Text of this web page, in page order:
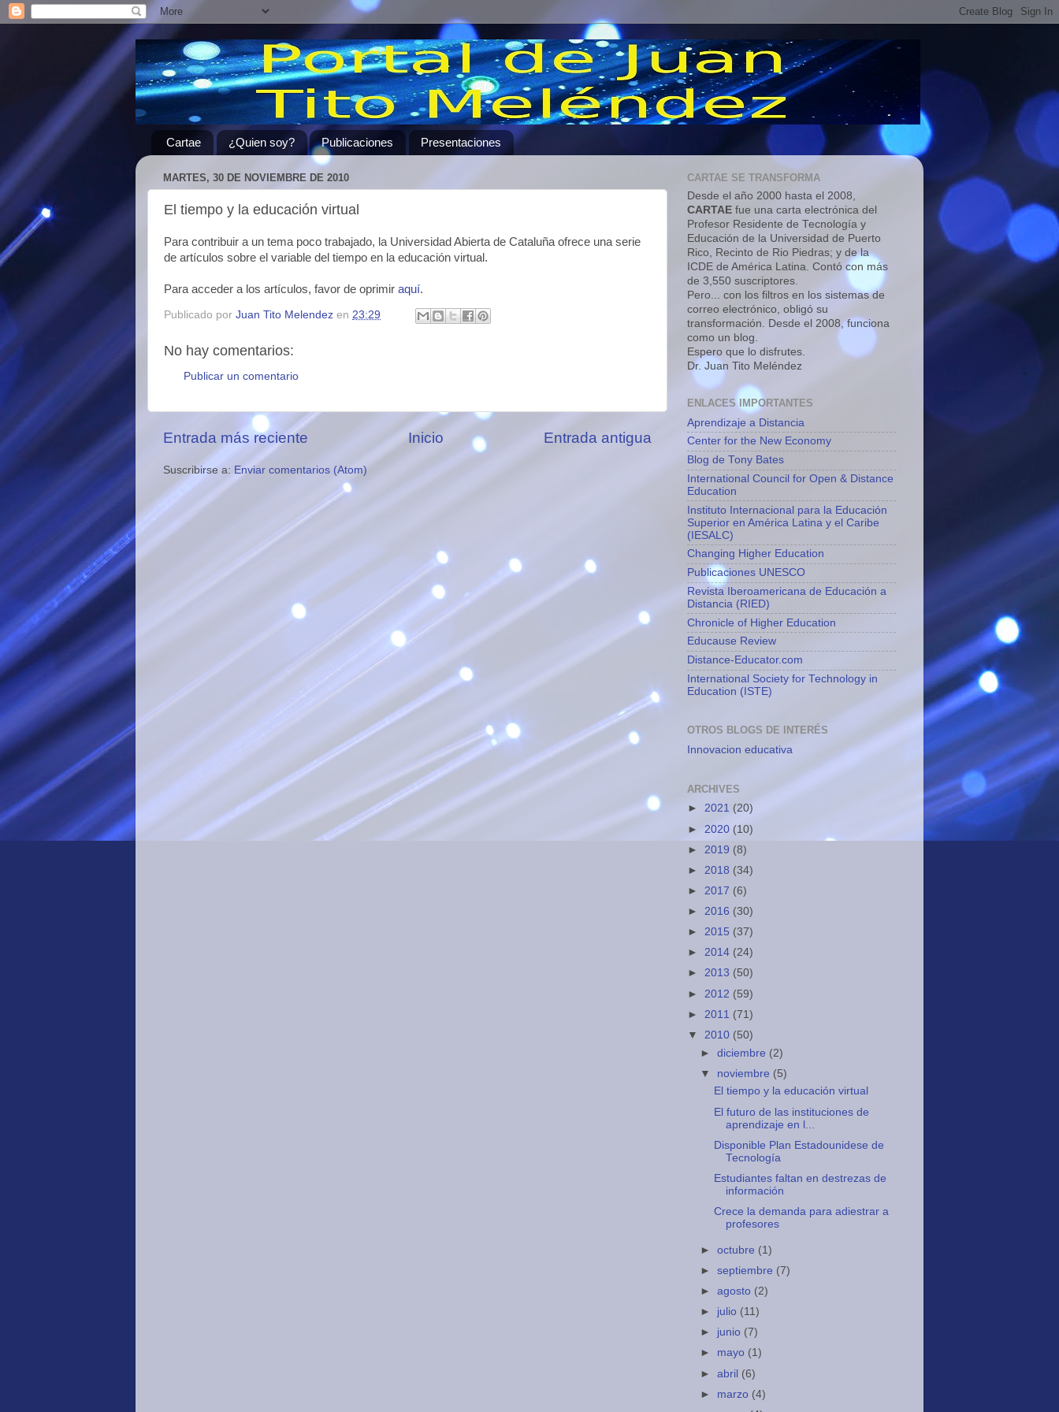
Cartae ¿Quien soy? Publicaciones Presentaciones
MARTES, 30 DE NOVIEMBRE DE 2010
El tiempo y la educación virtual
Para contribuir a un tema poco trabajado, la Universidad Abierta de Cataluña ofrece una serie
de artículos sobre el variable del tiempo en la educación virtual.
Para acceder a los artículos, favor de oprimir aquí.
Publicado por Juan Tito Melendez en 23:29
No hay comentarios:
Publicar un comentario
Entrada más reciente Entrada antigua
Inicio
Suscribirse a: Enviar comentarios (Atom)
CARTAE SE TRANSFORMA
Desde el año 2000 hasta el 2008,
CARTAE fue una carta electrónica del
Profesor Residente de Tecnología y
Educación de la Universidad de Puerto
Rico, Recinto de Rio Piedras; y de la
ICDE de América Latina. Contó con más
de 3,550 suscriptores.
Pero... con los filtros en los sistemas de
correo electrónico, obligó su
transformación. Desde el 2008, funciona
como un blog.
Espero que lo disfrutes.
Dr. Juan Tito Meléndez
ENLACES IMPORTANTES
Aprendizaje a Distancia
Center for the New Economy
Blog de Tony Bates
International Council for Open & Distance
Education
Instituto Internacional para la Educación
Superior en América Latina y el Caribe
(IESALC)
Changing Higher Education
Publicaciones UNESCO
Revista Iberoamericana de Educación a
Distancia (RIED)
Chronicle of Higher Education
Educause Review
Distance-Educator.com
International Society for Technology in
Education (ISTE)
OTROS BLOGS DE INTERÉS
Innovacion educativa
ARCHIVES
► 2021 (20)
► 2020 (10)
► 2019 (8)
► 2018 (34)
► 2017 (6)
► 2016 (30)
► 2015 (37)
► 2014 (24)
► 2013 (50)
► 2012 (59)
► 2011 (71)
▼ 2010 (50)
►diciembre (2)
▼ noviembre (5)
El tiempo y la educación virtual
El futuro de las instituciones de
aprendizaje en l...
Disponible Plan Estadounidese de
Tecnología
Estudiantes faltan en destrezas de
información
Crece la demanda para adiestrar a
profesores
►octubre (1)
►septiembre (7)
►agosto (2)
► julio (11)
► junio (7)
► mayo (1)
►abril (6)
► marzo (4)